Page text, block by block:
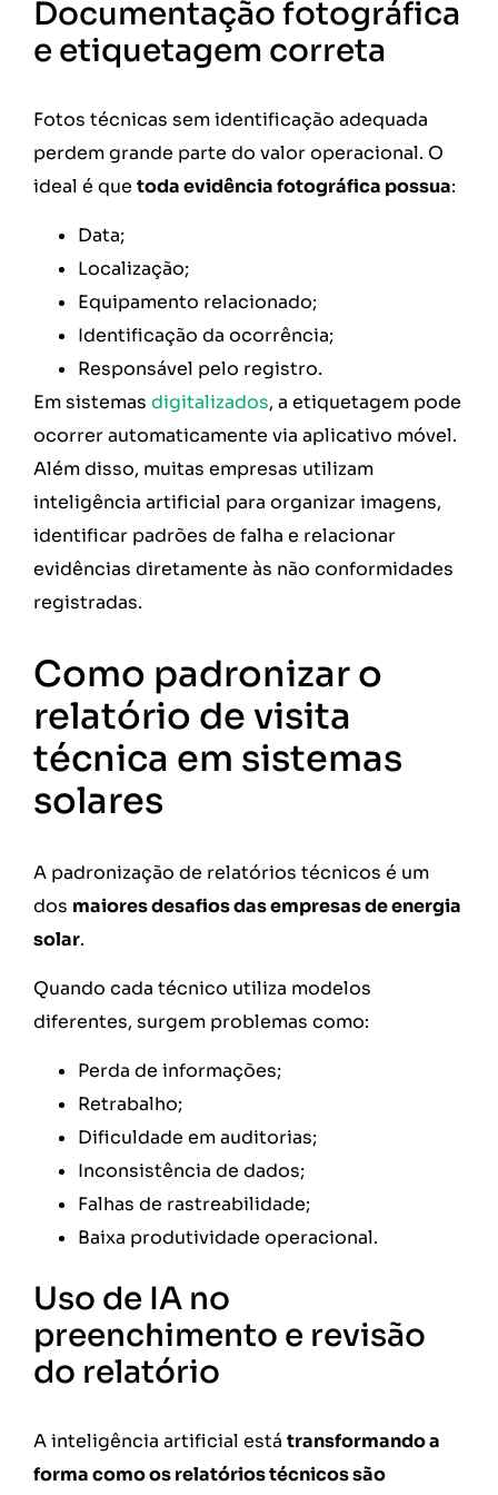
Documentação fotográfica
e etiquetagem correta
Fotos técnicas sem identificação adequada
perdem grande parte do valor operacional. O
ideal é que toda evidência fotográfica possua:
Data;
Localização;
Equipamento relacionado;
Identificação da ocorrência;
Responsável pelo registro.
Em sistemas digitalizados, a etiquetagem pode
ocorrer automaticamente via aplicativo móvel.
Além disso, muitas empresas utilizam
inteligência artificial para organizar imagens,
identificar padrões de falha e relacionar
evidências diretamente às não conformidades
registradas.
Como padronizar o
relatório de visita
técnica em sistemas
solares
A padronização de relatórios técnicos é um
dos maiores desafios das empresas de energia
solar.
Quando cada técnico utiliza modelos
diferentes, surgem problemas como:
Perda de informações;
Retrabalho;
Dificuldade em auditorias;
Inconsistência de dados;
Falhas de rastreabilidade;
Baixa produtividade operacional.
Uso de IA no
preenchimento e revisão
do relatório
A inteligência artificial está transformando a
forma como os relatórios técnicos são